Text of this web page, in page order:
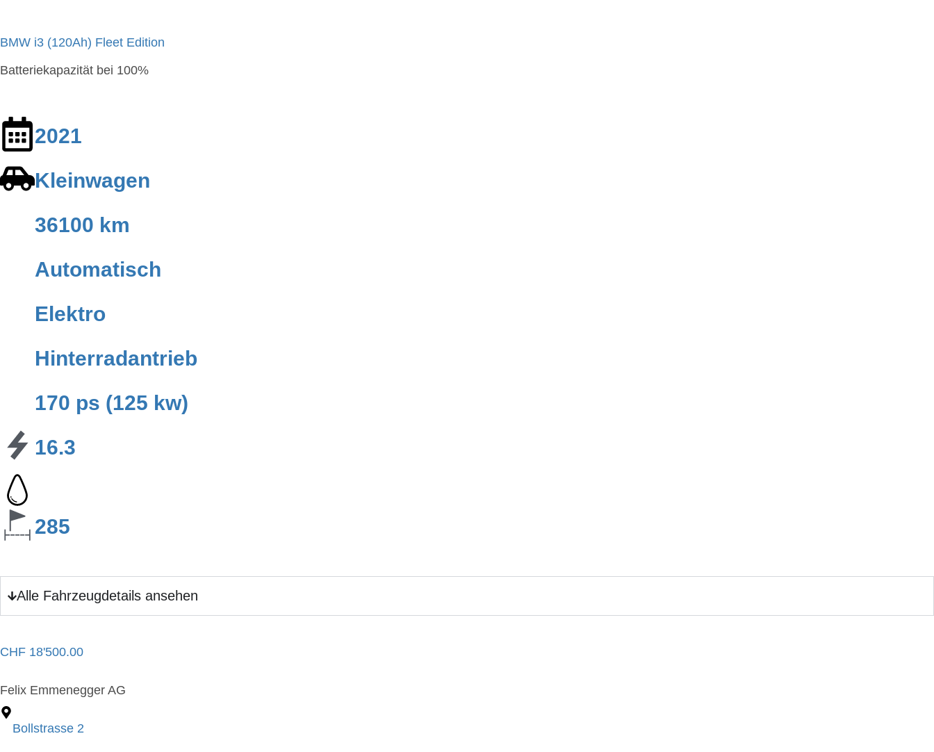
BMW i3 (120Ah) Fleet Edition
Batteriekapazität bei 100%
2021
Kleinwagen
36100 km
Automatisch
Elektro
Hinterradantrieb
170 ps (125 kw)
16.3
285
Alle Fahrzeugdetails ansehen
CHF 18'500.00
Felix Emmenegger AG
Bollstrasse 2